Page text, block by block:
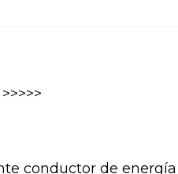
conductor de energía